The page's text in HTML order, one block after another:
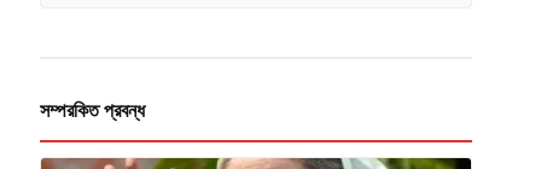
সম্পরকিত প্রবন্ধ